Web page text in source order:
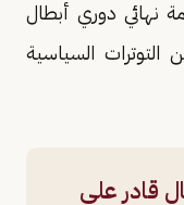
نهائي دوري أبطال
التوترات السياسية
قادر على